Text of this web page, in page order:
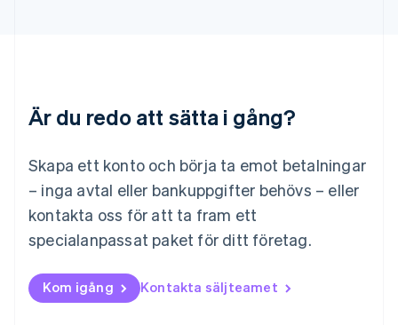
Är du redo att sätta i gång?
Skapa ett konto och börja ta emot betalningar
– inga avtal eller bankuppgifter behövs – eller
kontakta oss för att ta fram ett
specialanpassat paket för ditt företag.
Kom igång Kontakta säljteamet
Nederländerna
Norge
English
Nya Zeeland
English
English
Português English
Rumänien